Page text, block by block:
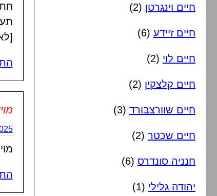
28/08/
חיים וינגרטן (2)
חיים זיידע (6)
חיים לוי (2)
חיים קלצקין (2)
חיים שוורצבורד (3)
חיים שכטר (2)
חנניה סונדרס (6)
יהודה גלילי (1)